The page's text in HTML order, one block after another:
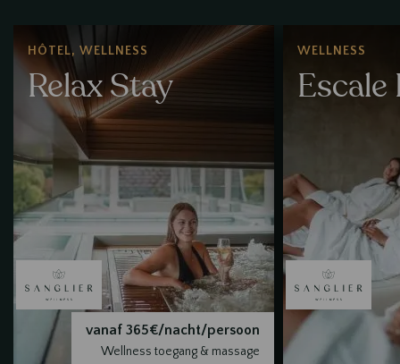
HÔTEL, WELLNESS
Relax Stay
vanaf 365€/nacht/persoon
Wellness toegang & massage
WELLNESS
Escale